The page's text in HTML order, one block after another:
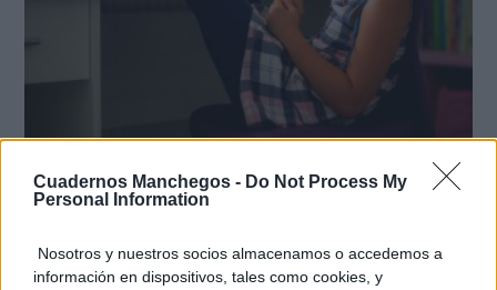
Cuadernos Manchegos - Do Not Process My
Personal Information
Nosotros y nuestros socios almacenamos o accedemos a
información en dispositivos, tales como cookies, y
Esa canción antigua que no olvidas tiene una
explicación